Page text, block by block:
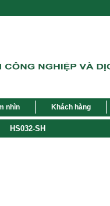
nhìn Khách hàng
HS032-SH